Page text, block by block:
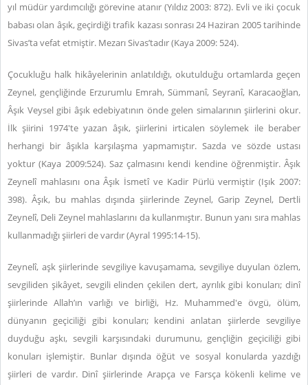
yıl müdür yardımcılığı görevine atanır (Yıldız 2003: 872). Evli ve iki çocuk
babası olan âşık, geçirdiği trafik kazası sonrası 24 Haziran 2005 tarihinde
Sivas’ta vefat etmiştir. Mezarı Sivas’tadır (Kaya 2009: 524).
Çocukluğu halk hikâyelerinin anlatıldığı, okutulduğu ortamlarda geçen
Zeynel, gençliğinde Erzurumlu Emrah, Sümmanî, Seyranî, Karacaoğlan,
Âşık Veysel gibi âşık edebiyatının önde gelen simalarının şiirlerini okur.
İlk şiirini 1974'te yazan âşık, şiirlerini irticalen söylemek ile beraber
herhangi bir âşıkla karşılaşma yapmamıştır. Sazda ve sözde ustası
yoktur (Kaya 2009:524). Saz çalmasını kendi kendine öğrenmiştir. Âşık
Zeynelî mahlasını ona Âşık İsmetî ve Kadir Pürlü vermiştir (Işık 2007:
398). Âşık, bu mahlas dışında şiirlerinde Zeynel, Garip Zeynel, Dertli
Zeynelî, Deli Zeynel mahlaslarını da kullanmıştır. Bunun yanı sıra mahlas
kullanmadığı şiirleri de vardır (Ayral 1995:14-15).
Zeynelî, aşk şiirlerinde sevgiliye kavuşamama, sevgiliye duyulan özlem,
sevgiliden şikâyet, sevgili elinden çekilen dert, ayrılık gibi konuları; dinî
şiirlerinde Allah’ın varlığı ve birliği, Hz. Muhammed'e övgü, ölüm,
dünyanın geçiciliği gibi konuları; kendini anlatan şiirlerde sevgiliye
duyduğu aşkı, sevgili karşısındaki durumunu, gençliğin geçiciliği gibi
konuları işlemiştir. Bunlar dışında öğüt ve sosyal konularda yazdığı
şiirleri de vardır. Dinî şiirlerinde Arapça ve Farsça kökenli kelime ve